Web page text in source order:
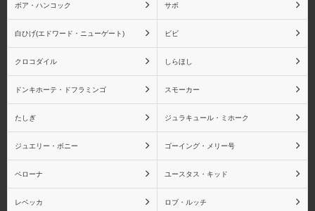
ボア・ハンコック サボ
白ひげ(エドワード・ニューゲート) ビビ
クロコダイル しらほし
ドンキホーテ・ドフラミンゴ スモーカー
たしぎ ジュラキュール・ミホーク
ジュエリー・ボニー ゴーイング・メリー号
ペローナ ユースタス・キッド
レベッカ ロブ・ルッチ